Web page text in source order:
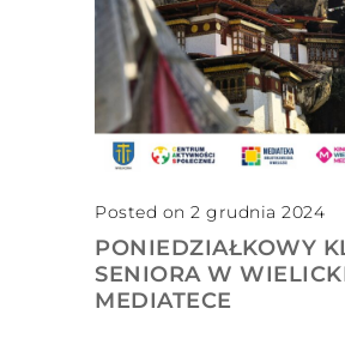
Posted on 2 grudnia 2024
PONIEDZIAŁKOWY
SENIORA W
MEDIATECE